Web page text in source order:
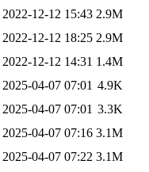
2022-12-12 15:43 2.9M
2022-12-12 18:25 2.9M
2022-12-12 14:31 1.4M
2025-04-07 07:01 4.9K
2025-04-07 07:01 3.3K
2025-04-07 07:16 3.1M
2025-04-07 07:22 3.1M